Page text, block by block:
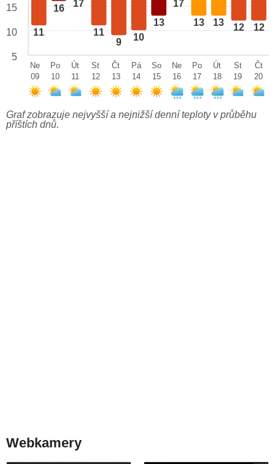
11
16 17
11
9 10
13
17
13 13 12 12
15
10
5
Ne
09
Po
10
Út
11
St
12
Čt
13
Pá
14
So
15
Ne
16
Po
17
Út
18
St
19
Čt
20
Graf zobrazuje nejvyšší a nejnižší denní teploty v průběhu
příštích dnů.
Webkamery